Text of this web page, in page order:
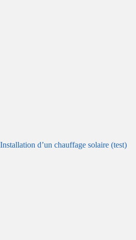
Installation d’un chauffage solaire (test)